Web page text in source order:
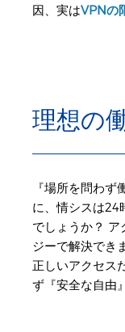
因、実はVPNの
理想の
『場所を問わ
に、情シスは24
でしょうか？ ア
ジーで解決でき
正しいアクセス
ず『安全な自由